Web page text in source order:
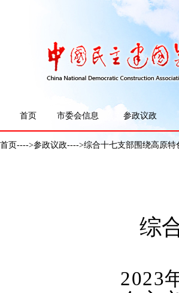
首页 市委会信息 参政议政
首页---->参政议政---->综合十七支部围绕高原特
综
2023